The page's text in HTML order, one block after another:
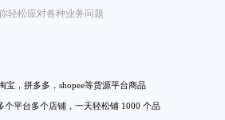
轻松应对各种业务问题
宝，拼多多，shopee等货源平台商品
个平台多个店铺，一天轻松铺 1000 个品